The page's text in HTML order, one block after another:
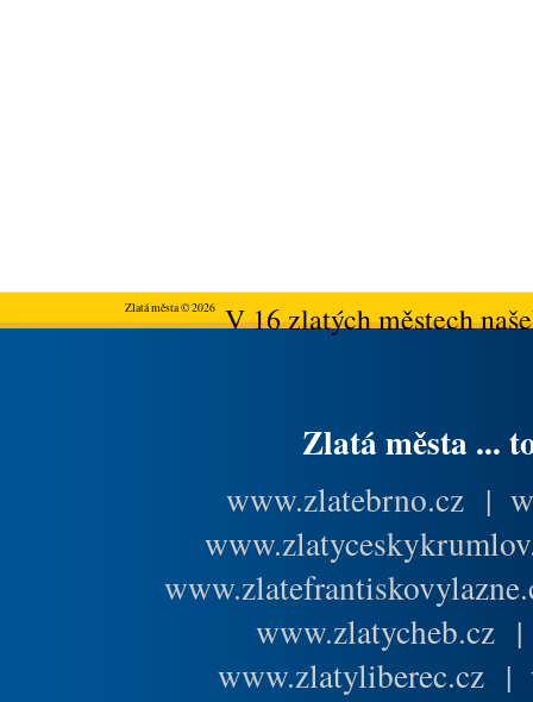
Zlatá města © 2026V 16 zlatých městech
Zlatá města ...
www.zlatebrno.cz |
www.zlatycheb.cz
www.zlatyliberec.cz |